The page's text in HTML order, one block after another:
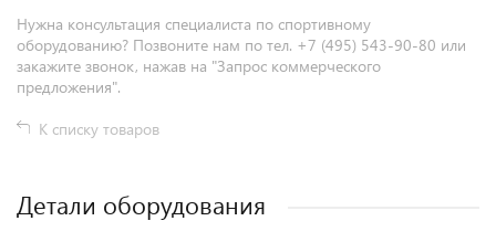
Нужна консультация специалиста по спортивному
оборудованию? Позвоните нам по тел. +7 (495) 543-90-80 или
закажите звонок, нажав на "Запрос коммерческого
предложения".
К списку товаров
Детали оборудования